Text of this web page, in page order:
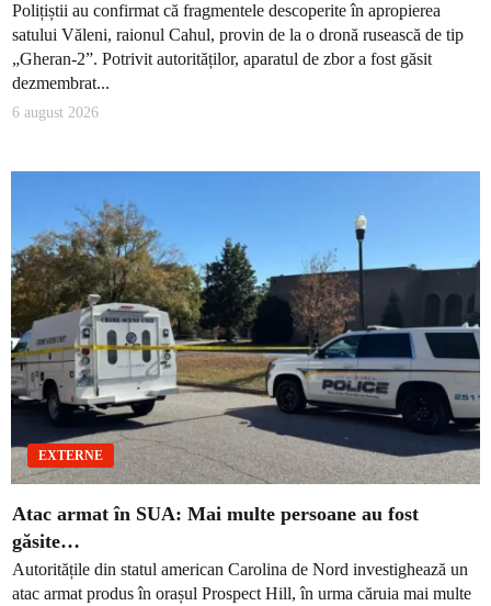
Polițiștii au confirmat că fragmentele descoperite în apropierea
satului Văleni, raionul Cahul, provin de la o dronă rusească de tip
„Gheran-2”. Potrivit autorităților, aparatul de zbor a fost găsit
dezmembrat...
6 august 2026
EXTERNE
Atac armat în SUA: Mai multe persoane au fost
găsite…
Autoritățile din statul american Carolina de Nord investighează un
atac armat produs în orașul Prospect Hill, în urma căruia mai multe